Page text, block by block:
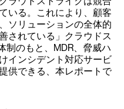
いる。これにより、顧客
ソリューションの全体的
されている」クラウドス
制のもと、MDR、脅威ハ
インシデント対応サービ
供できる、本レポートで